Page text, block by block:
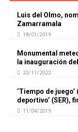
Luis del Olmo,
Zamarramala
18/01/2019
Monumental
la inauguración
22/11/2022
‘Tiempo de juego’
deportivo’ (SER),
11/04/2019